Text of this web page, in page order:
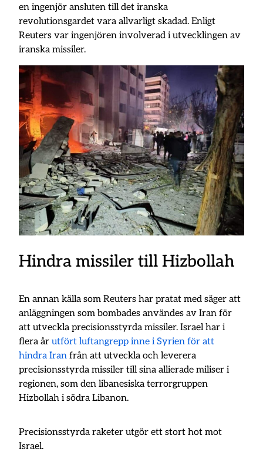
en ingenjör ansluten till det iranska
revolutionsgardet vara allvarligt skadad. Enligt
Reuters var ingenjören involverad i utvecklingen av
iranska missiler.
Hindra missiler till Hizbollah
En annan källa som Reuters har pratat med säger att
anläggningen som bombades användes av Iran för
att utveckla precisionsstyrda missiler. Israel har i
flera årutfört luftangrepp inne i Syrien för att
hindra Iran från att utveckla och leverera
precisionsstyrda missiler till sina allierade miliser i
regionen, som den libanesiska terrorgruppen
Hizbollah i södra Libanon.
Precisionsstyrda raketer utgör ett stort hot mot
Israel.